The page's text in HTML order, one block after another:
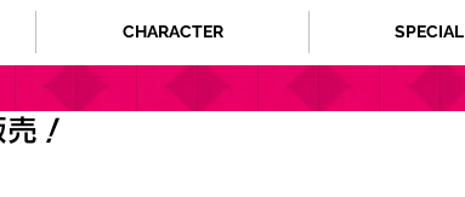
CHARACTER SPECIAL
！